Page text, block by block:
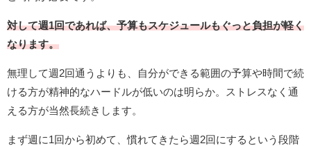
対して週1回であれば、予算もスケジュールもぐっと負担が軽く
なります。
無理して週2回通うよりも、自分ができる範囲の予算や時間で続
ける方が精神的なハードルが低いのは明らか。ストレスなく通
える方が当然長続きします。
まず週に1回から初めて、慣れてきたら週2回にするという段階